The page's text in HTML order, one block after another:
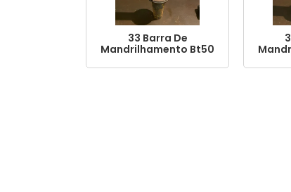
33 Barra De
Mandrilhamento Bt50